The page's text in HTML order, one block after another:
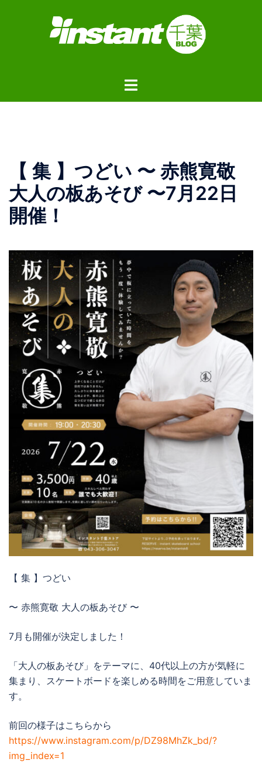
ト
ー
【 集 】つどい 〜 赤熊寛敬
大人の板あそび 〜7月22日
開催！
【 集 】つどい
〜 赤熊寛敬 大人の板あそび 〜
7月も開催が決定しました！
「大人の板あそび」をテーマに、40代以上の方が気軽に
集まり、スケートボードを楽しめる時間をご用意していま
す。
前回の様子はこちらから
https://www.instagram.com/p/DZ98MhZk_bd/?
img_index=1